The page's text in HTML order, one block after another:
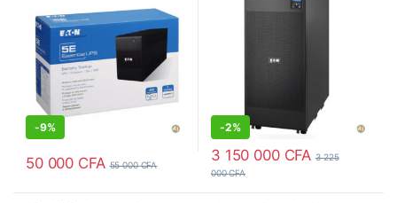
-9%
50 000 CFA 55 000CFA
-2%
3 150 000 CFA 3 225
000CFA